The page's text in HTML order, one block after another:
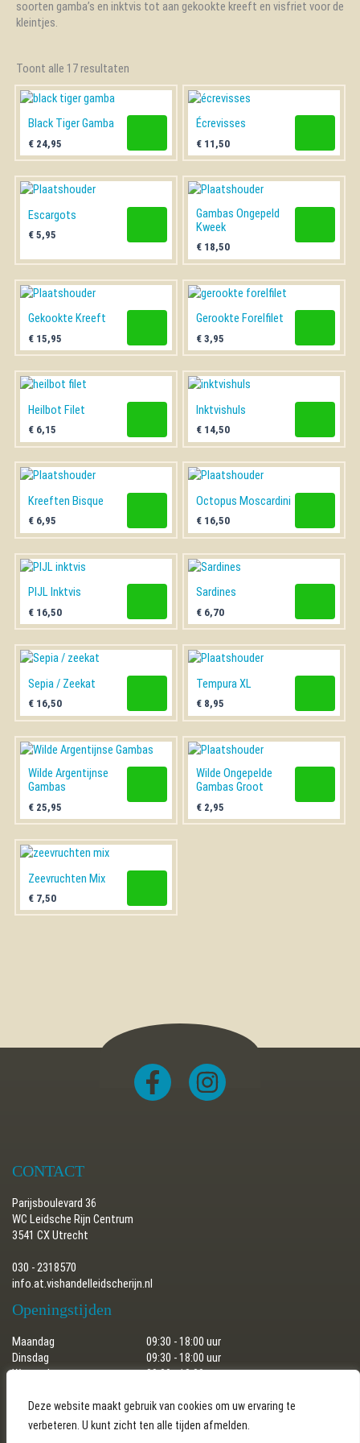
Deze website maakt gebruik van cookies om uw ervaring te
verbeteren. U kunt zicht ten alle tijden afmelden.
DRINKEN
KAVIAAR
MAALTIJDEN
Kant en klaar
Ovengerecht
SALADES
SCHAAL EN SCHELPDIEREN
SNACKS
SOEPEN
SUSHI
VERSE VIS
VIS
Gebakken vis
VISSCHOTELS
soorten gamba’s en inktvis tot aan gekookte kreeft en visfriet voor de
kleintjes.
Toont alle 17 resultaten
Black Tiger Gamba
€ 24,95
Écrevisses
€ 11,50
Escargots
€ 5,95
Gambas Ongepeld
Kweek
€ 18,50
Gekookte Kreeft
€ 15,95
Gerookte Forelfilet
€ 3,95
Heilbot Filet
€ 6,15
Inktvishuls
€ 14,50
Kreeften Bisque
€ 6,95
Octopus Moscardini
€ 16,50
PIJL Inktvis
€ 16,50
Sardines
€ 6,70
Sepia / Zeekat
€ 16,50
Tempura XL
€ 8,95
Wilde Argentijnse
Gambas
€ 25,95
Wilde Ongepelde
Gambas Groot
€ 2,95
Zeevruchten Mix
€ 7,50
CONTACT
Parijsboulevard 36
WC Leidsche Rijn Centrum
3541 CX Utrecht
030 - 2318570
info.at.vishandelleidscherijn.nl
Openingstijden
Maandag
09:30 - 18:00 uur
Dinsdag
09:30 - 18:00 uur
Woensdag
09:30 - 18:00 uur
Vrijdag
09:30 - 18:00 uur
Zaterdag
09:30 - 17:30 uur